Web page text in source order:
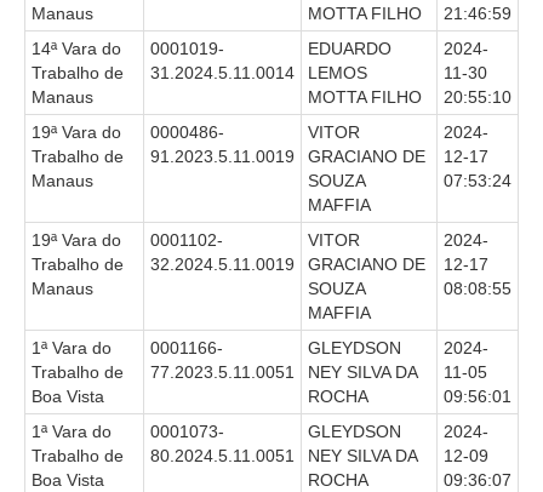
Redes Sociais
Fale com a Comunicação
Logomarca
Jurisprudência
Falcão - Busca por Jurisprudência
Pangea - precedentes qualificados
Súmulas
Precedentes e Ações Coletivas
Centro de Inteligência
Unidade de Monitoramento e Fiscalização - UMF
Assédio Eleitoral
Manaus
MOTTA FILHO
21:46:59
14ª Vara do
Trabalho de
Manaus
0001019-
31.2024.5.11.0014
EDUARDO
LEMOS
MOTTA FILHO
2024-
11-30
20:55:10
19ª Vara do
Trabalho de
Manaus
0000486-
91.2023.5.11.0019
VITOR
GRACIANO DE
SOUZA
MAFFIA
2024-
12-17
07:53:24
19ª Vara do
Trabalho de
Manaus
0001102-
32.2024.5.11.0019
VITOR
GRACIANO DE
SOUZA
MAFFIA
2024-
12-17
08:08:55
1ª Vara do
Trabalho de
Boa Vista
0001166-
77.2023.5.11.0051
GLEYDSON
NEY SILVA DA
ROCHA
2024-
11-05
09:56:01
1ª Vara do
Trabalho de
Boa Vista
0001073-
80.2024.5.11.0051
GLEYDSON
NEY SILVA DA
ROCHA
2024-
12-09
09:36:07